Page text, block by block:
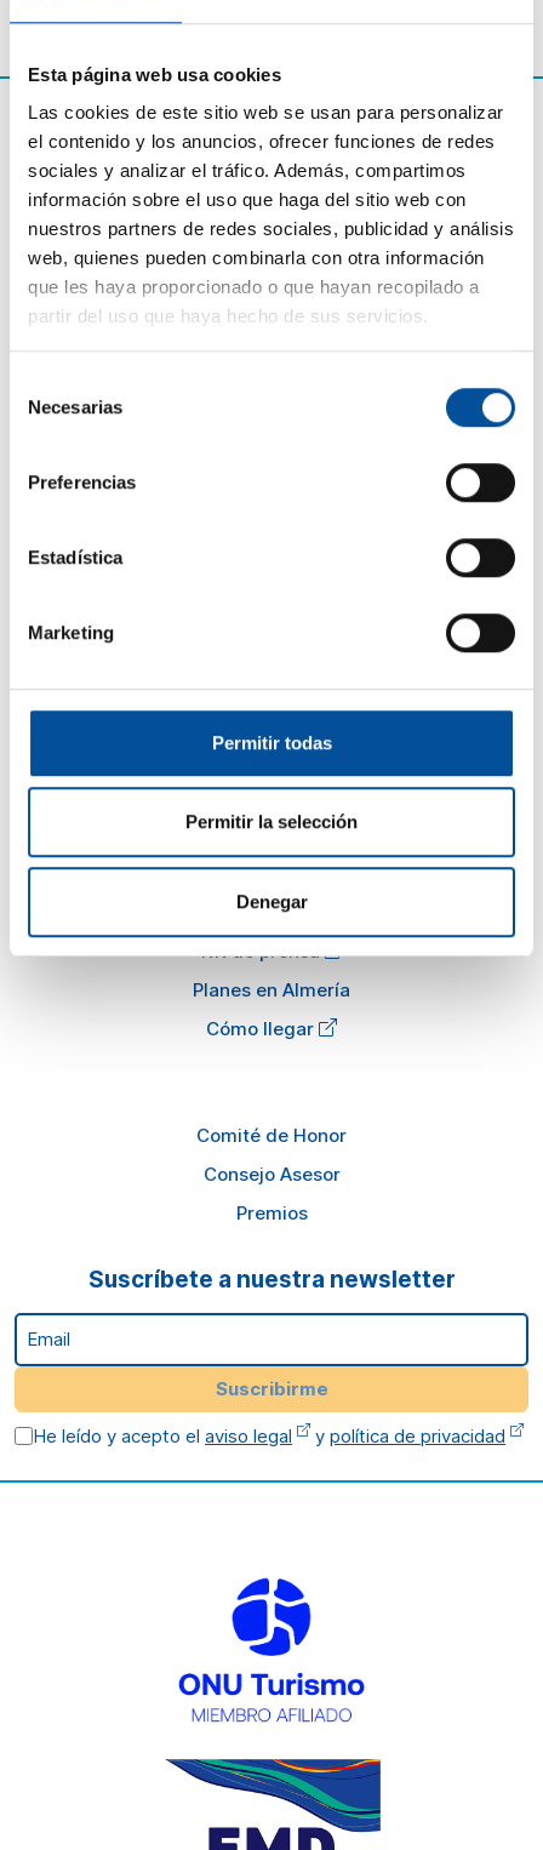
Esta página web usa cookies
Las cookies de este sitio web se usan para personalizar
el contenido y los anuncios, ofrecer funciones de redes
sociales y analizar el tráfico. Además, compartimos
información sobre el uso que haga del sitio web con
nuestros partners de redes sociales, publicidad y análisis
web, quienes pueden combinarla con otra información
que les haya proporcionado o que hayan recopilado a
partir del uso que haya hecho de sus servicios.
Necesarias
Preferencias
Estadística
Marketing
Permitir todas
Permitir la selección
Denegar
CONTACTO
comercial@sunandbluecongress.com
Actualidad
Preguntas frecuentes
Información
Kit de prensa
Planes en Almería
Cómo llegar
Comité de Honor
Consejo Asesor
Premios
Suscríbete a nuestra newsletter
Email
Suscribirme
He leído y acepto elaviso legal ypolítica de privacidad